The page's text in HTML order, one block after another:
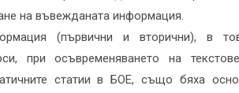
на въвежданата информация.
(първични и вторични), в
при осъвременяването на
статии в БОЕ, също бяха